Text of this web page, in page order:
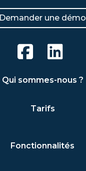
Demander une démo
Qui sommes-nous ?
Tarifs
Fonctionnalités